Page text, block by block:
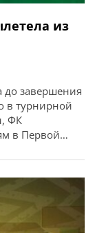
из
до завершения
в турнирной
ФК
в Первой
клуб.
есть опыт
[…]